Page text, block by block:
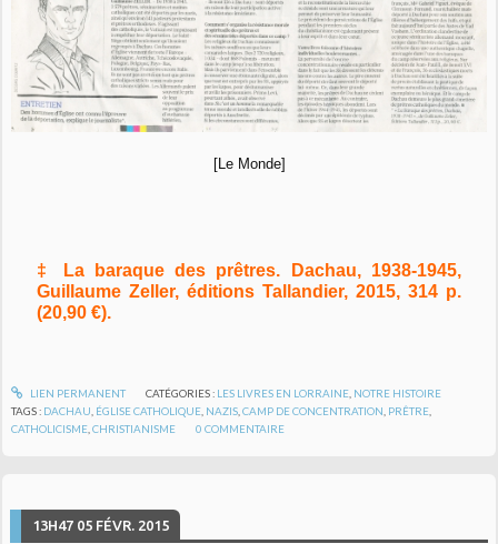
[Le Monde]
‡ La baraque des prêtres. Dachau, 1938-1945,
Guillaume Zeller, éditions Tallandier, 2015, 314 p.
(20,90 €).
LIEN PERMANENT CATÉGORIES : LES LIVRES EN LORRAINE, NOTRE HISTOIRE
TAGS : DACHAU, ÉGLISE CATHOLIQUE, NAZIS,CAMP DE CONCENTRATION, PRÊTRE,
CATHOLICISME,CHRISTIANISME 0 COMMENTAIRE
13H47 05 FÉVR. 2015